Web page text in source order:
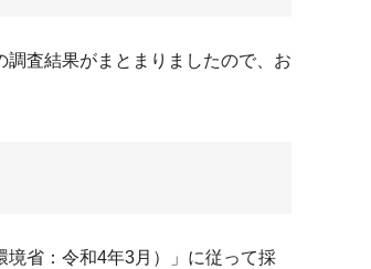
査結果がまとまりましたので、お
省：令和4年3月）」に従って採